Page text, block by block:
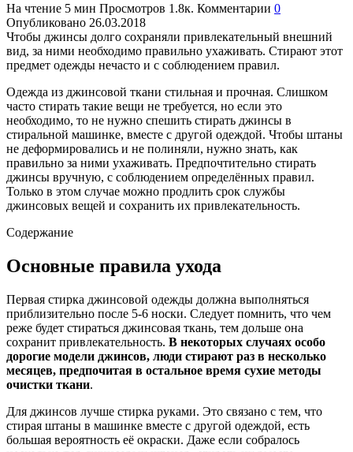
На чтение 5 мин Просмотров 1.8к. Комментарии 0
Опубликовано 26.03.2018
Чтобы джинсы долго сохраняли привлекательный внешний
вид, за ними необходимо правильно ухаживать. Стирают этот
предмет одежды нечасто и с соблюдением правил.
Одежда из джинсовой ткани стильная и прочная. Слишком
часто стирать такие вещи не требуется, но если это
необходимо, то не нужно спешить стирать джинсы в
стиральной машинке, вместе с другой одеждой. Чтобы штаны
не деформировались и не полиняли, нужно знать, как
правильно за ними ухаживать. Предпочтительно стирать
джинсы вручную, с соблюдением определённых правил.
Только в этом случае можно продлить срок службы
джинсовых вещей и сохранить их привлекательность.
Содержание
Основные правила ухода
Первая стирка джинсовой одежды должна выполняться
приблизительно после 5-6 носки. Следует помнить, что чем
реже будет стираться джинсовая ткань, тем дольше она
сохранит привлекательность. В некоторых случаях особо
дорогие модели джинсов, люди стирают раз в несколько
месяцев, предпочитая в остальное время сухие методы
очистки ткани.
Для джинсов лучше стирка руками. Это связано с тем, что
стирая штаны в машинке вместе с другой одеждой, есть
большая вероятность её окраски. Даже если собралось